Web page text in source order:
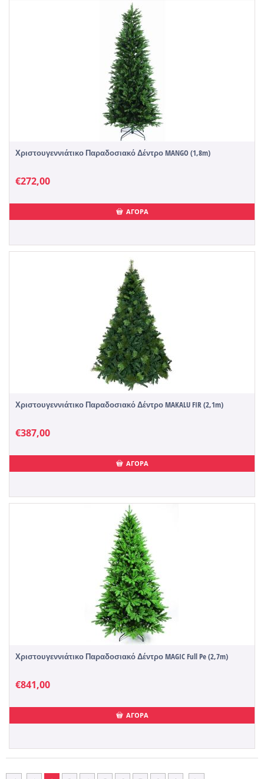
Χριστουγεννιάτικο Παραδοσιακό Δέντρο MANGO (1,8m)
€272,00
ΑΓΟΡΑ
Χριστουγεννιάτικο Παραδοσιακό Δέντρο MAKALU FIR (2,1m)
€387,00
ΑΓΟΡΑ
Χριστουγεννιάτικο Παραδοσιακό Δέντρο MAGIC Full Pe (2,7m)
€841,00
ΑΓΟΡΑ